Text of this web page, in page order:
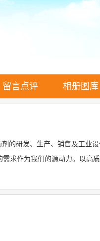
留言点评 相册图库
的研发、生产、销售及工业
求作为我们的源动力。以高